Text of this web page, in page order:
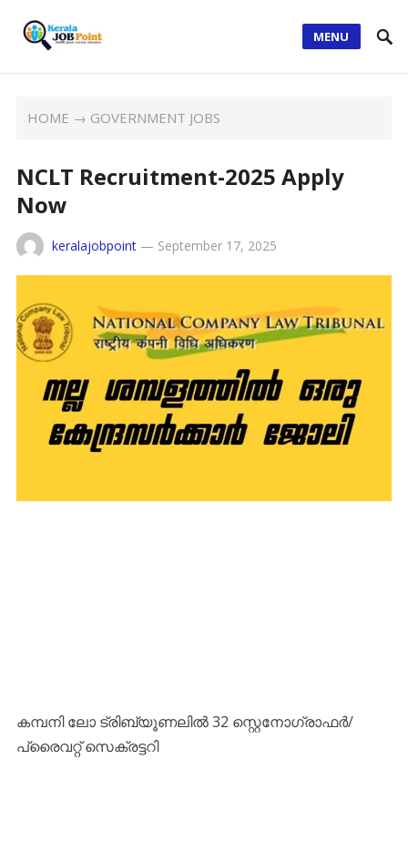
MENU
HOME → GOVERNMENT JOBS
NCLT Recruitment-2025 Apply
Now
keralajobpoint— September 17, 2025
കമ്പനി ലോ ട്രിബ്യൂണലിൽ 32 സ്റ്റെനോഗ്രാഫർ/
പ്രൈവറ്റ് സെക്രട്ടറി